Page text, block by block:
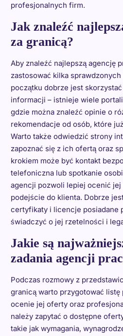
profesjonalnych firm.
Jak znaleźć
za granicą?
Aby znaleźć najlepszą agencję
zastosować kilka
początku dobrze jest
informacji – istnieje wiele
gdzie można znaleźć opinie o
rekomendacje od osób, które
Warto także odwiedzić strony
zapoznać się z ich ofertą oraz
krokiem może być kontakt
telefoniczna lub spotkanie
agencji pozwoli lepiej ocenić
podejście do klienta. Dobrze
certyfikaty i licencje posiadane
świadczyć o jej rzetelności i
Jakie są
zadania agencji
Podczas rozmowy z
granicą warto przygotować listę
ocenie jej oferty oraz
należy zapytać o dostępne
takie jak wymagania,